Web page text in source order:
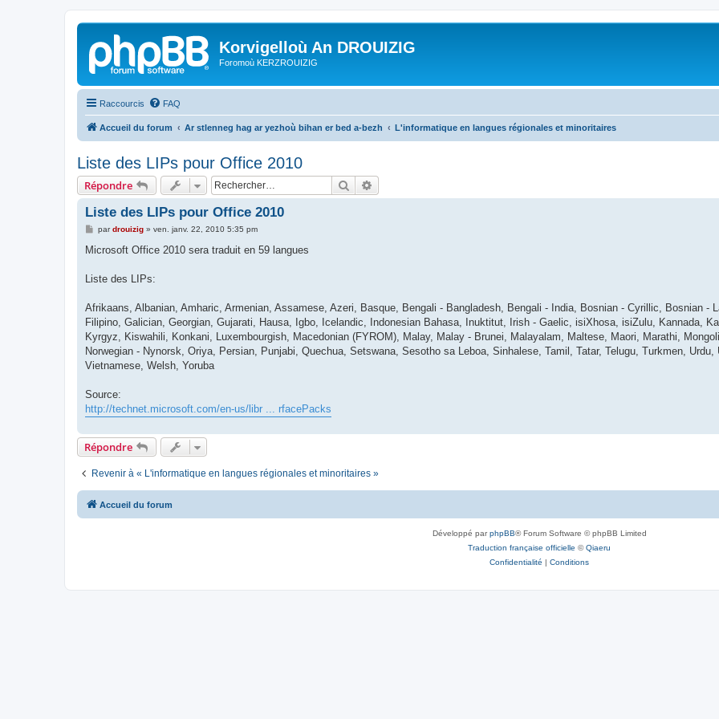
Korvigelloù An DROUIZIG
Foromoù KERZROUIZIG
Raccourcis FAQ
Accueil du forum Ar stlenneg hag ar yezhoù bihan er bed a-bezh L'informatique en langues régionales et minoritaires
Liste des LIPs pour Office 2010
Répondre Rechercher
Liste des LIPs pour Office 2010
M
s
g
pardrouizig» ven. janv. 22, 2010 5:35 pm
Microsoft Office 2010 sera traduit en 59 langues
Liste des LIPs:
Afrikaans, Albanian, Amharic, Armenian, Assamese, Azeri, Basque, Bengali - Bangladesh, Bengali - India, Bosnian - Cyrillic, Bosnian -
Filipino, Galician, Georgian, Gujarati, Hausa, Igbo, Icelandic, Indonesian Bahasa, Inuktitut, Irish - Gaelic, isiXhosa, isiZulu, Kannada,
Kyrgyz, Kiswahili, Konkani, Luxembourgish, Macedonian (FYROM), Malay, Malay - Brunei, Malayalam, Maltese, Maori, Marathi,
Norwegian - Nynorsk, Oriya, Persian, Punjabi, Quechua, Setswana, Sesotho sa Leboa, Sinhalese, Tamil, Tatar, Telugu, Turkmen, Urdu,
Vietnamese, Welsh, Yoruba
Source:
http://technet.microsoft.com/en-us/libr ... rfacePacks
Répondre
Revenir à « L'informatique en langues régionales et minoritaires »
Accueil du forum
Développé parphpBB® Forum Software © phpBB Limited
Traduction française officielle ©Qiaeru
Confidentialité | Conditions